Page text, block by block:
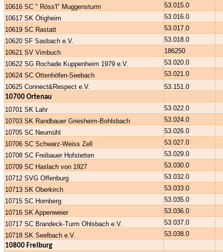
10616 SC " Röss'l" Muggensturm
53.015.0
10617 SK Ötigheim
53.016.0
10619 SC Rastatt
53.017.0
10620 SF Sasbach e.V.
53.018.0
10621 SV Vimbuch
186250
10622 SG Rochade Kuppenheim 1979 e.V.
53.020.0
10624 SC Ottenhöfen-Seebach
53.021.0
10625 Connect&Respect e.V.
53.151.0
10700 Ortenau
10701 SK Lahr
53.022.0
10703 SK Randbauer Griesheim-Bohlsbach
53.024.0
10705 SC Neumühl
53.026.0
10706 SC Schwarz-Weiss Zell
53.027.0
10708 SC Freibauer Hofstetten
53.029.0
10709 SC Haslach von 1927
53.030.0
10712 SVG Offenburg
53.032.0
10713 SK Oberkirch
53.033.0
10715 SC Hornberg
53.035.0
10716 SK Appenweier
53.036.0
10717 SC Brandeck-Turm Ohlsbach e.V.
53.037.0
10718 SK Seelbach e.V.
53.038.0
10800 Freiburg